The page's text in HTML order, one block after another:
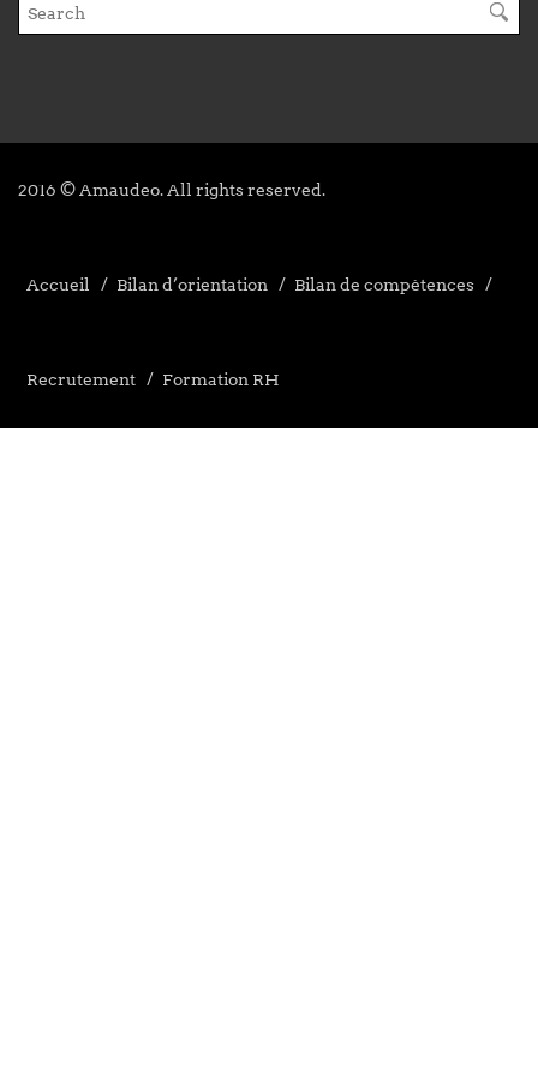
2016 © Amaudeo. All rights reserved.
Accueil Bilan d’orientation Bilan de compétences
Recrutement Formation RH